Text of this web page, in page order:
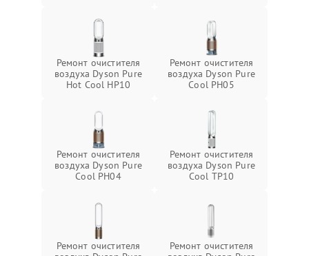
Ремонт очистителя
воздуха Dyson Pure
Hot Cool HP10
Ремонт очистителя
воздуха Dyson Pure
Cool PH05
Ремонт очистителя
воздуха Dyson Pure
Cool PH04
Ремонт очистителя
воздуха Dyson Pure
Cool TP10
Ремонт очистителя
Ремонт очистителя